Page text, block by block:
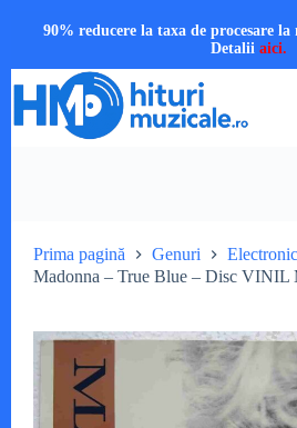
90% reducere la taxa de procesare
Detalii aici.
conținut
Prima pagină Genuri
Madonna – True Blue – Disc